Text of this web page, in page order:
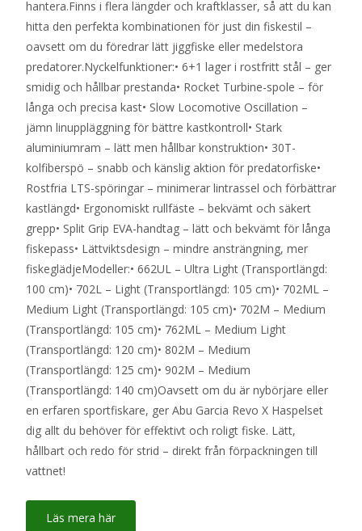
hantera.Finns i flera längder och kraftklasser, så att du kan
hitta den perfekta kombinationen för just din fiskestil –
oavsett om du föredrar lätt jiggfiske eller medelstora
predatorer.Nyckelfunktioner:• 6+1 lager i rostfritt stål – ger
smidig och hållbar prestanda• Rocket Turbine-spole – för
långa och precisa kast• Slow Locomotive Oscillation –
jämn linuppläggning för bättre kastkontroll• Stark
aluminiumram – lätt men hållbar konstruktion• 30T-
kolfiberspö – snabb och känslig aktion för predatorfiske•
Rostfria LTS-spöringar – minimerar lintrassel och förbättrar
kastlängd• Ergonomiskt rullfäste – bekvämt och säkert
grepp• Split Grip EVA-handtag – lätt och bekvämt för långa
fiskepass• Lättviktsdesign – mindre ansträngning, mer
fiskeglädjeModeller:• 662UL – Ultra Light (Transportlängd:
100 cm)• 702L – Light (Transportlängd: 105 cm)• 702ML –
Medium Light (Transportlängd: 105 cm)• 702M – Medium
(Transportlängd: 105 cm)• 762ML – Medium Light
(Transportlängd: 120 cm)• 802M – Medium
(Transportlängd: 125 cm)• 902M – Medium
(Transportlängd: 140 cm)Oavsett om du är nybörjare eller
en erfaren sportfiskare, ger Abu Garcia Revo X Haspelset
dig allt du behöver för effektivt och roligt fiske. Lätt,
hållbart och redo för strid – direkt från förpackningen till
vattnet!
Läs mera här